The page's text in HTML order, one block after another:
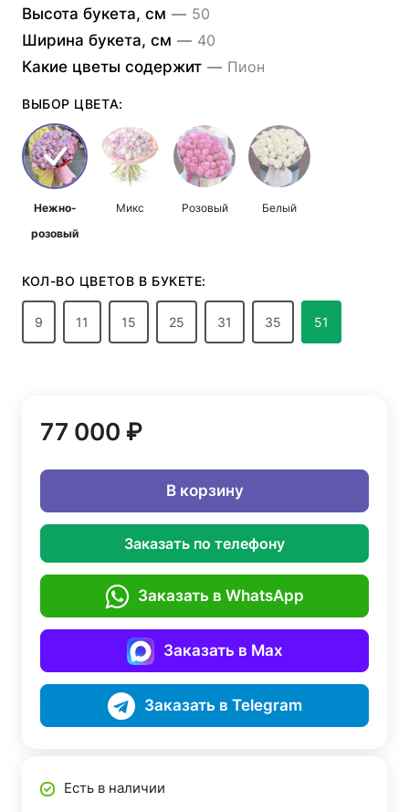
Высота букета, см — 50
Ширина букета, см — 40
Какие цветы содержит — Пион
ВЫБОР ЦВЕТА:
Нежно-
розовый
Микс Розовый Белый
КОЛ-ВО ЦВЕТОВ В БУКЕТЕ:
9 11 15 25 31 35 51
77 000 ₽
В корзину
Заказать по телефону
Заказать в WhatsApp
Заказать в Max
Заказать в Telegram
Есть в наличии